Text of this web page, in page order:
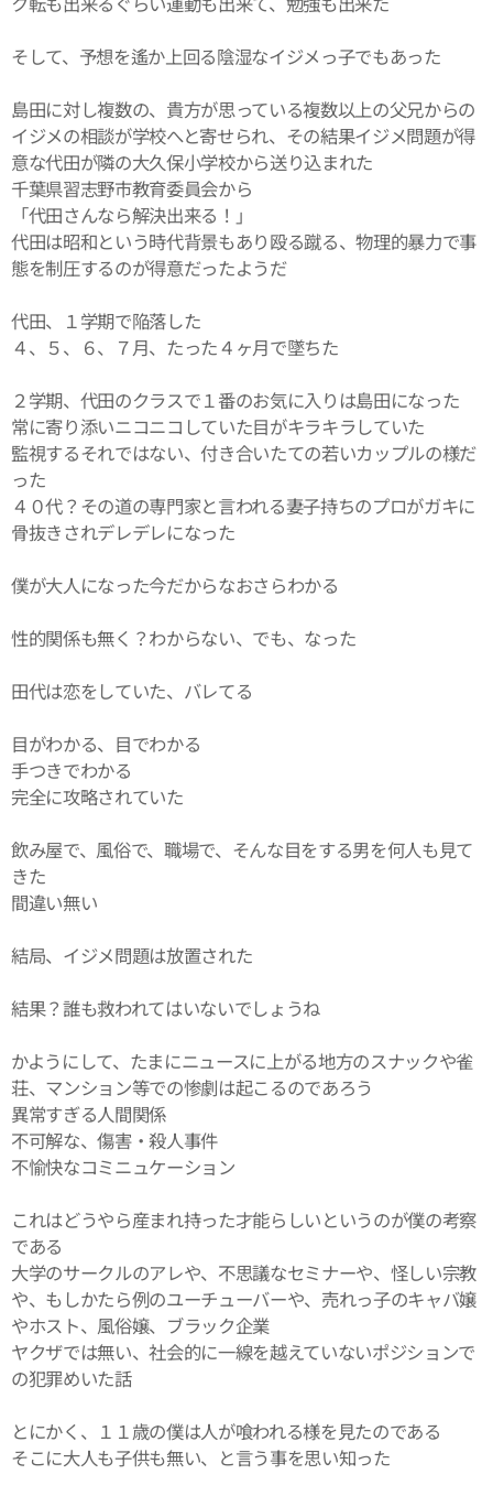
そして、予想を遙か上回る陰湿なイジメっ子でもあった
島田に対し複数の、貴方が思っている複数以上の父兄からの
イジメの相談が学校へと寄せられ、その結果イジメ問題が得
意な代田が隣の大久保小学校から送り込まれた
千葉県習志野市教育委員会から
「代田さんなら解決出来る！」
代田は昭和という時代背景もあり殴る蹴る、物理的暴力で事
態を制圧するのが得意だったようだ
代田、１学期で陥落した
４、５、６、７月、たった４ヶ月で墜ちた
２学期、代田のクラスで１番のお気に入りは島田になった
常に寄り添いニコニコしていた目がキラキラしていた
監視するそれではない、付き合いたての若いカップルの様だ
った
４０代？その道の専門家と言われる妻子持ちのプロがガキに
骨抜きされデレデレになった
僕が大人になった今だからなおさらわかる
性的関係も無く？わからない、でも、なった
田代は恋をしていた、バレてる
目がわかる、目でわかる
手つきでわかる
完全に攻略されていた
飲み屋で、風俗で、職場で、そんな目をする男を何人も見て
きた
間違い無い
結局、イジメ問題は放置された
結果？誰も救われてはいないでしょうね
かようにして、たまにニュースに上がる地方のスナックや雀
荘、マンション等での惨劇は起こるのであろう
異常すぎる人間関係
不可解な、傷害・殺人事件
不愉快なコミニュケーション
これはどうやら産まれ持った才能らしいというのが僕の考察
である
大学のサークルのアレや、不思議なセミナーや、怪しい宗教
や、もしかたら例のユーチューバーや、売れっ子のキャバ嬢
やホスト、風俗嬢、ブラック企業
ヤクザでは無い、社会的に一線を越えていないポジションで
の犯罪めいた話
とにかく、１１歳の僕は人が喰われる様を見たのである
そこに大人も子供も無い、と言う事を思い知った